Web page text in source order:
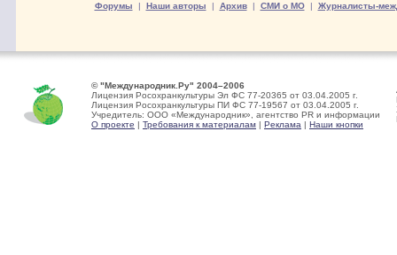
Форумы | Наши авторы | Архив| СМИ о МО| Журналисты-
© "Международник.Ру" 2004–2006
Лицензия Росохранкультуры Эл ФС 77-20365 от 03.04.2005 г.
Лицензия Росохранкультуры ПИ ФС 77-19567 от 03.04.2005 г.
Учредитель: ООО «Международник», агентство PR и информации
О проекте | Требования к материалам | Реклама | Наши кнопки